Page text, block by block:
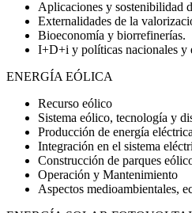
Aplicaciones y sostenibilidad
Externalidades de la
Bioeconomía y biorrefinerías.
I+D+i y políticas nacionales y
ENERGÍA EÓLICA
Recurso eólico
Sistema eólico, tecnología y
Producción de energía
Integración en el sistema
Construcción de parques
Operación y Mantenimiento
Aspectos medioambientales,